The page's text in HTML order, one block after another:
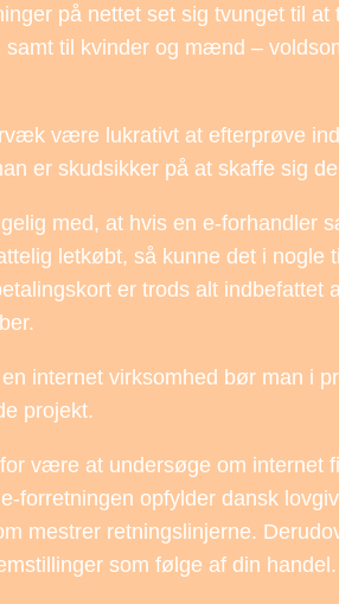
på nettet set sig tvunget til
til kvinder og mænd –
være lukrativt at efterprøve
er skudsikker på at skaffe sig
med, at hvis en e-forhandler
letkøbt, så kunne det i
er trods alt indbefattet
internet virksomhed bør man i
projekt.
være at undersøge om internet
forretningen opfylder dansk
mestrer retningslinjerne.
som følge af din handel.